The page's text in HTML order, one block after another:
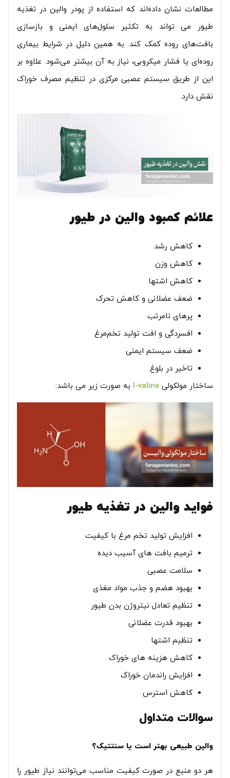
مطالعات نشان داده‌اند که استفاده از پودر والین در تغذیه
طیور می تواند به تکثیر سلول‌های ایمنی و بازسازی
بافت‌های روده کمک کند. به همین دلیل در شرایط بیماری
روده‌ای یا فشار میکروبی، نیاز به آن بیشتر می‌شود. علاوه بر
این از طریق سیستم عصبی مرکزی در تنظیم مصرف خوراک
نقش دارد.
علائم کمبود والین در طیور
کاهش رشد
کاهش وزن
کاهش اشتها
ضعف عضلانی و کاهش تحرک
پرهای نامرتب
افسردگی و افت تولید تخم‌مرغ
ضعف سیستم ایمنی
تاخیر در بلوغ
ساختار مولکولی l-valine به صورت زیر می باشد:
فواید والین در تغذیه طیور
افزایش تولید تخم مرغ با کیفیت
ترمیم بافت های آسیب دیده
سلامت عصبی
بهبود هضم و جذب مواد مغذی
تنظیم تعادل نیتروژن بدن طیور
بهبود قدرت عضلانی
تنظیم اشتها
کاهش هزینه های خوراک
افزایش راندمان خوراک
کاهش استرس
سوالات متداول
والین طبیعی بهتر است یا سنتتیک؟
هر دو منبع در صورت کیفیت مناسب می‌توانند نیاز طیور را